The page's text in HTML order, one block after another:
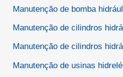
Manutenção de bomba
Manutenção de cilindros
Manutenção de cilindros
Manutenção de usinas